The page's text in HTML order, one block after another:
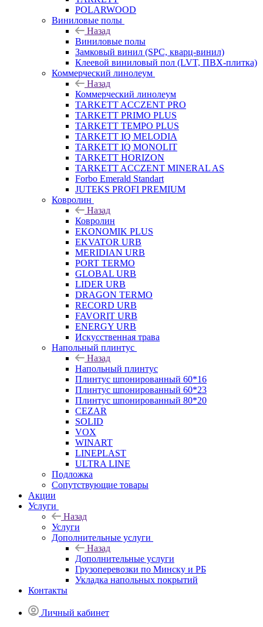
POLARWOOD
Виниловые полы
Назад
Виниловые полы
Замковый винил (SPC, кварц-винил)
Клеевой виниловый пол (LVT, ПВХ-плитка)
Коммерческий линолеум
Назад
Коммерческий линолеум
TARKETT ACCZENT PRO
TARKETT PRIMO PLUS
TARKETT TEMPO PLUS
TARKETT IQ MELODIA
TARKETT IQ MONOLIT
TARKETT HORIZON
TARKETT ACCZENT MINERAL AS
Forbo Emerald Standart
JUTEKS PROFI PREMIUM
Ковролин
Назад
Ковролин
EKONOMIK PLUS
EKVATOR URB
MERIDIAN URB
PORT TERMO
GLOBAL URB
LIDER URB
DRAGON TERMO
RECORD URB
FAVORIT URB
ENERGY URB
Искусственная трава
Напольный плинтус
Назад
Напольный плинтус
Плинтус шпонированный 60*16
Плинтус шпонированный 60*23
Плинтус шпонированный 80*20
CEZAR
SOLID
VOX
WINART
LINEPLAST
ULTRA LINE
Подложка
Сопутствующие товары
Акции
Услуги
Назад
Услуги
Дополнительные услуги
Назад
Дополнительные услуги
Грузоперевозки по Минску и РБ
Укладка напольных покрытий
Контакты
Личный кабинет